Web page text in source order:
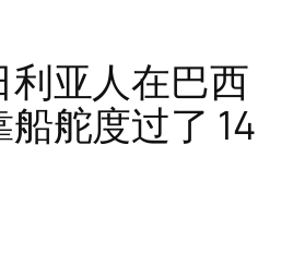
利亚人在巴西
舵度过了 14